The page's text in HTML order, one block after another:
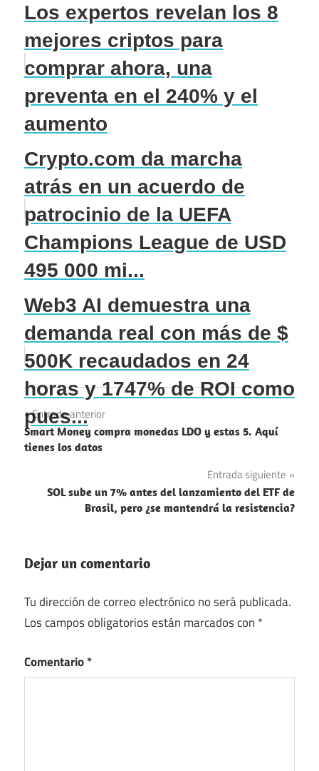
Los expertos revelan los 8
mejores criptos para
comprar ahora, una
preventa en el 240% y el
aumento
Crypto.com da marcha
atrás en un acuerdo de
patrocinio de la UEFA
Champions League de USD
495 000 mi...
Web3 AI demuestra una
demanda real con más de $
500K recaudados en 24
horas y 1747% de ROI como
pues...
Navegación
de
Entrada anterior
Smart Money compra monedas LDO y estas 5. Aquí
tienes los datos
Entrada siguiente
SOL sube un 7% antes del lanzamiento del ETF de
Brasil, pero ¿se mantendrá la resistencia?
Dejar un comentario
Tu dirección de correo electrónico no será publicada.
Los campos obligatorios están marcados con *
Comentario*